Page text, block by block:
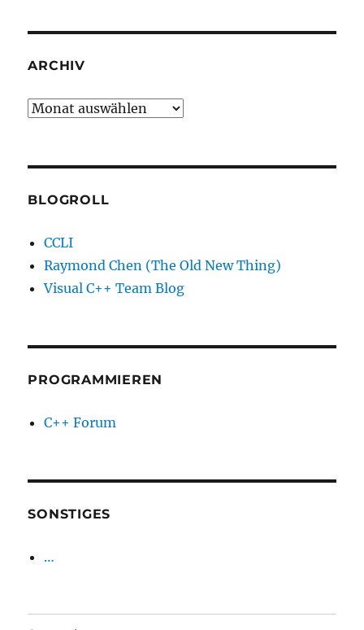
ARCHIV
Archiv
BLOGROLL
CCLI
Raymond Chen (The Old New Thing)
Visual C++ Team Blog
PROGRAMMIEREN
C++ Forum
SONSTIGES
…